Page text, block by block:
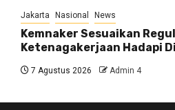
Jakarta Nasional News
Kemnaker Sesuaikan
Ketenagakerjaan Hadapi
7 Agustus 2026 Admin 4